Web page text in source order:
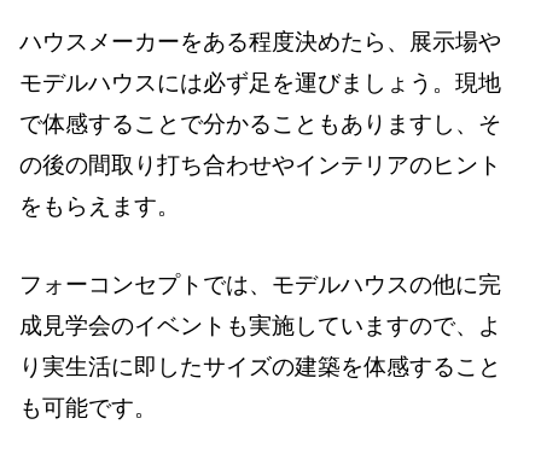
ハウスメーカーをある程度決めたら、展示場や
モデルハウスには必ず足を運びましょう。現地
で体感することで分かることもありますし、そ
の後の間取り打ち合わせやインテリアのヒント
をもらえます。
フォーコンセプトでは、モデルハウスの他に完
成見学会のイベントも実施していますので、よ
り実生活に即したサイズの建築を体感すること
も可能です。